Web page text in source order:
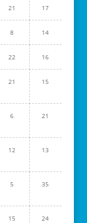
21 17
8 14
22 16
21 15
6 21
12 13
5 35
15 24